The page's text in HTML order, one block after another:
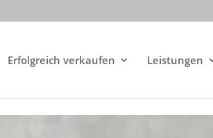
Erfolgreich verkaufen Leistungen